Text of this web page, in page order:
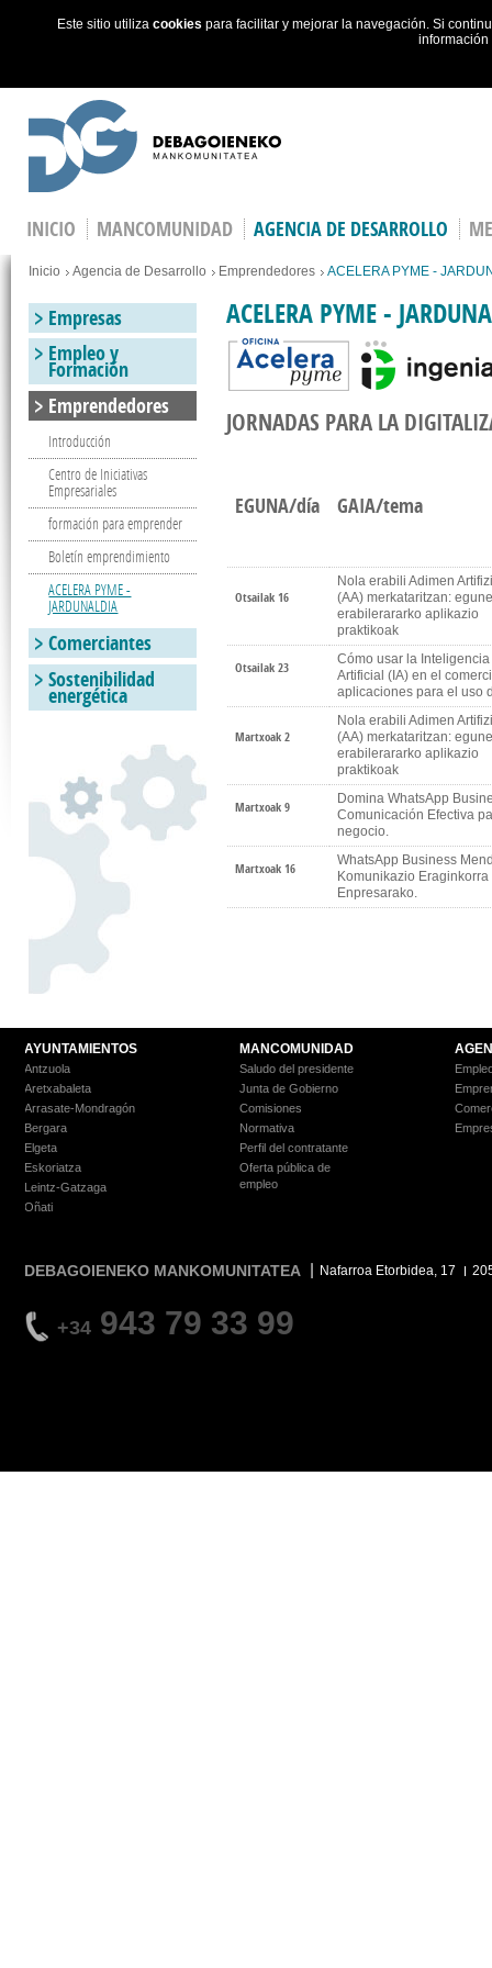
Este sitio utiliza cookies para facilitar y mejorar la navegación. Si
INICIO MANCOMUNIDAD AGENCIA DE DESARROLLO
You are here
Inicio Agencia de Desarrollo Emprendedores ACELERA PYME -
ACELERA PYME -
JORNADAS PARA LA
EGUNA/día GAIA/tema
Otsailak 16
Nola erabili Adimen
(AA) merkataritzan:
erabilerararko aplikazio
praktikoak
Otsailak 23
Cómo usar la Inteligencia
Artificial (IA) en el
aplicaciones para el uso
Martxoak 2
Nola erabili Adimen
(AA) merkataritzan:
erabilerararko aplikazio
praktikoak
Martxoak 9
Domina WhatsApp
Comunicación Efectiva
negocio.
Martxoak 16
WhatsApp Business
Komunikazio Eraginkorra
Enpresarako.
Empresas
Empleo y
Formación
Emprendedores
Introducción
Centro de Iniciativas
Empresariales
formación para emprender
Boletín emprendimiento
ACELERA PYME -
JARDUNALDIA
Comerciantes
Sostenibilidad
energética
AYUNTAMIENTOS
Antzuola
Aretxabaleta
Arrasate-Mondragón
Bergara
Elgeta
Eskoriatza
Leintz-Gatzaga
Oñati
MANCOMUNIDAD
Saludo del presidente
Junta de Gobierno
Comisiones
Normativa
Perfil del contratante
Oferta pública de
empleo
DEBAGOIENEKO MANKOMUNITATEA Nafarroa Etorbidea, 17
+34 943 79 33 99